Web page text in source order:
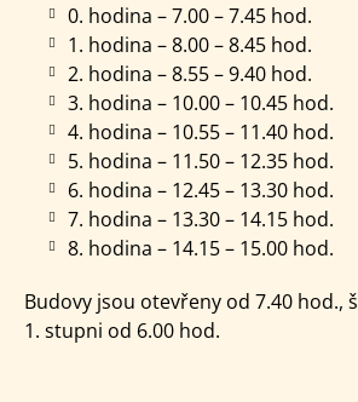
0. hodina – 7.00 – 7.45 hod.
1. hodina – 8.00 – 8.45 hod.
2. hodina – 8.55 – 9.40 hod.
3. hodina – 10.00 – 10.45 hod.
4. hodina – 10.55 – 11.40 hod.
5. hodina – 11.50 – 12.35 hod.
6. hodina – 12.45 – 13.30 hod.
7. hodina – 13.30 – 14.15 hod.
8. hodina – 14.15 – 15.00 hod.
Budovy jsou otevřeny od 7.40 hod.,
1. stupni od 6.00 hod.